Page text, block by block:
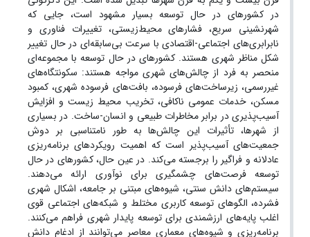
در کشورهای در حال توسعه بسیار مشهود است، جایی که
شهرنشینی سریع، فشارهای محیط‌زیستی، تغییرات فناوری و
نابرابری‌های اجتماعی-اقتصادی با سرعت بی‌سابقه‌ای در حال تغییر
شکل مناظر شهری هستند. کشورهای در حال توسعه با مجموعه‌ای
منحصر به فرد از چالش‌های شهری مواجه هستند: سکونتگاه‌های
غیررسمی، زیرساخت‌های فرسوده، بافت‌های فرسوده شهری، کمبود
مسکن، خدمات عمومی ناکافی، تخریب محیط زیست و افزایش
آسیب‌پذیری در برابر مخاطرات طبیعی و انسان-ساخت. در بسیاری
از شهرها، تأثیرات این چالش‌ها به طور نامتناسبی بر دوش
جمعیت‌های آسیب‌پذیر است که اهمیت رویکردهای برنامه‌ریزی
عادلانه و فراگیر را برجسته می‌کند. در عین حال، کشورهای در حال
توسعه فرصت‌های چشمگیری برای نوآوری ارائه می‌دهند.
سیستم‌های دانش سنتی، شیوه‌های مبتنی بر جامعه، اشکال شهری
فشرده، الگوهای توسعه کاربری مختلط و شبکه‌های اجتماعی قوی
اغلب پایه‌های ارزشمندی برای توسعه پایدار شهری فراهم می‌کنند.
برنامه‌ریزی و شیوه‌های معماری معاصر می‌توانند از ادغام دانش